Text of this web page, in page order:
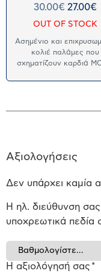
30.00€ 27.00€
OUT OF STOCK
Ασημένιο και
κολιέ παλάμες που
σχηματίζουν καρδιά
Αξιολογήσεις
Δεν υπάρχει καμία
Η ηλ. διεύθυνση
υποχρεωτικά πεδία
Η αξιολόγησή σας *